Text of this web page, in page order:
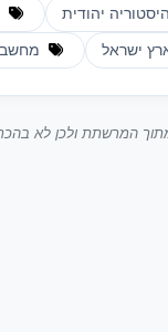
היסטוריה יהודית
ישראל
מתוך המרשתת ולכן לא